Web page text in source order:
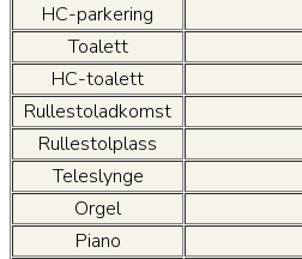
HC-parkering
Toalett
HC-toalett
Rullestoladkomst
Rullestolplass
Teleslynge
Orgel
Piano